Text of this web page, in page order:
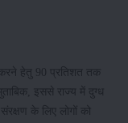
हेतु 90 प्रतिशत तक
इससे राज्य में दुग्ध
के लिए लोगों को